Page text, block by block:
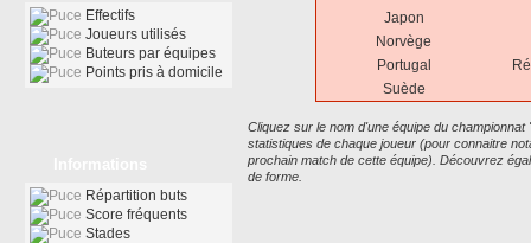
Japon
Norvège
Portugal
Suède
Cliquez sur le nom d'une équipe du
statistiques de chaque joueur (pour connaitre
prochain match de cette équipe). Découvrez
de forme.
Effectifs
Joueurs utilisés
Buteurs par équipes
Points pris à domicile
Répartition buts
Score fréquents
Stades